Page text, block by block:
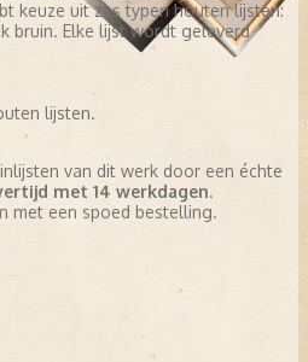
keuze uit zes typen houten lijsten:
bruin. Elke lijst wordt geleverd
lijsten.
van dit werk door een échte
met 14 werkdagen.
met een spoed bestelling.